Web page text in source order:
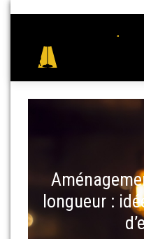
longueur :